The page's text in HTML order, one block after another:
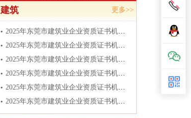
更多>>
建筑
2025年东莞市建筑业企业资质证书机构名录6
2025年东莞市建筑业企业资质证书机构名录5
2025年东莞市建筑业企业资质证书机构名录4
2025年东莞市建筑业企业资质证书机构名录3
2025年东莞市建筑业企业资质证书机构名录2
2025年东莞市建筑业企业资质证书机构名录1